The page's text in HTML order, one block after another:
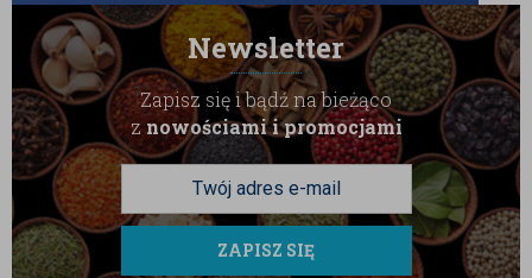
Newsletter
Zapisz się i bądź na bieżąco
znowościami i promocjami
ZAPISZ SIĘ